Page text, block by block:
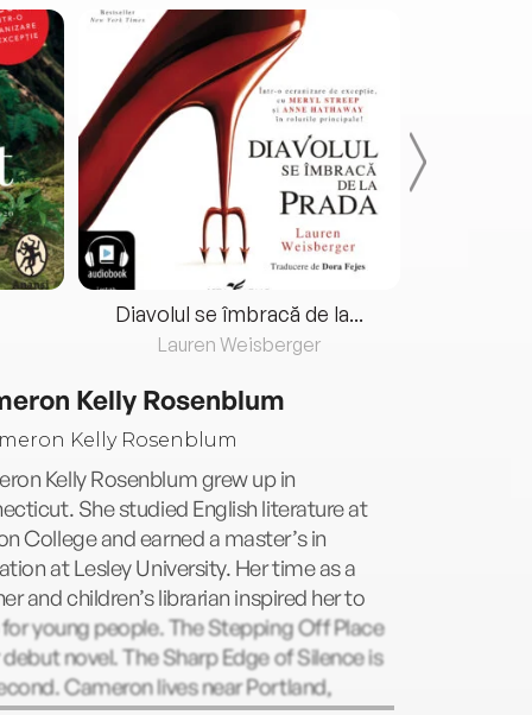
Diavolul se îmbracă de la...
Lauren Weisberger
Kelly Rosenblum
Kelly Rosenblum grew up in
She studied English literature at
College and earned a master’s in
at Lesley University. Her time as a
and children’s librarian inspired her to
young people. The Stepping Off Place
debut novel. The Sharp Edge of Silence is
Cameron lives near Portland,